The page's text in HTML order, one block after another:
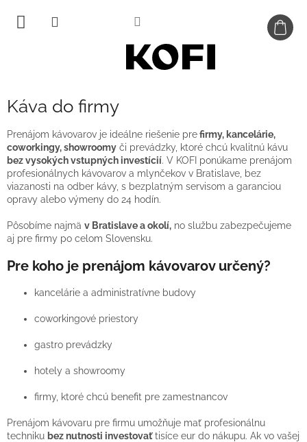
obsah
Káva do firmy
Prenájom kávovarov je ideálne riešenie prefirmy, kancelárie,
coworkingy, showroomy či prevádzky, ktoré chcú kvalitnú kávu
bez vysokých vstupných investícií. V KOFI ponúkame prenájom
profesionálnych kávovarov a mlynčekov v Bratislave, bez
viazanosti na odber kávy, s bezplatným servisom a garanciou
opravy alebo výmeny do 24 hodín.
Pôsobíme najmä v Bratislave a okolí, no službu zabezpečujeme
aj pre firmy po celom Slovensku.
Pre koho je prenájom kávovarov určený?
kancelárie a administratívne budovy
coworkingové priestory
gastro prevádzky
hotely a showroomy
firmy, ktoré chcú benefit pre zamestnancov
Prenájom kávovaru pre firmu umožňuje mať profesionálnu
techniku bez nutnosti investovaťtisíce eur do nákupu. Ak vo vašej